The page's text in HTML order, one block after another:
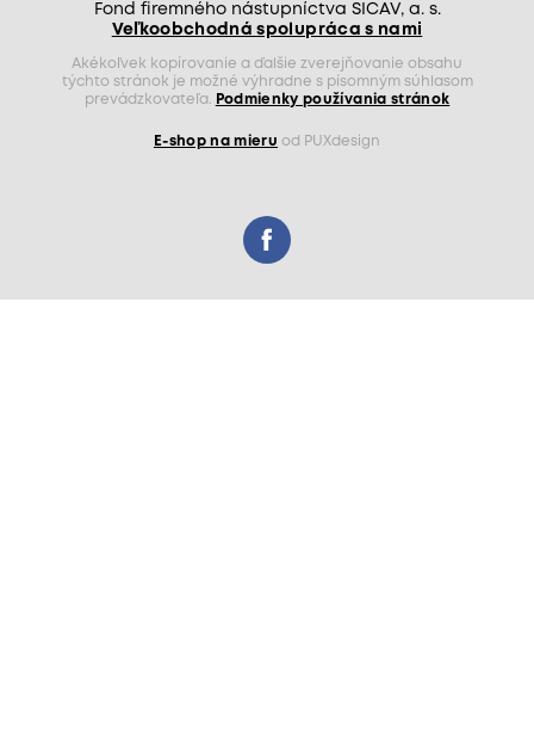
Fond firemného nástupníctva SICAV, a. s.
Veľkoobchodná spolupráca s nami
Akékoľvek kopírovanie a ďalšie zverejňovanie obsahu
týchto stránok je možné výhradne s písomným súhlasom
prevádzkovateľa.
Podmienky používania stránok
E-shop na mieru od PUXdesign